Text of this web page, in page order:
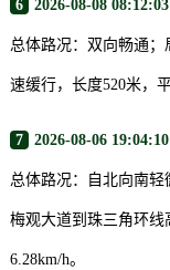
6 2026-08-08 08:12:03
总体路况：双向畅通
速缓行，长度520米，
7 2026-08-06 19:04:10
总体路况：自北向南
梅观大道到珠三角环线
6.28km/h。